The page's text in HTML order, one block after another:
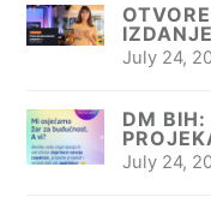
July 24,
DM
July 24,